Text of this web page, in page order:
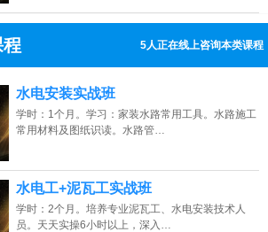
程 13人正在线上咨询本类课程
话：13807313137
水电安装实战班
学时：1个月。学习：家装水路常用工具。水路施工
常用材料及图纸识读。水路管…
水电工+泥瓦工实战班
学时：2个月。培养专业泥瓦工、水电安装技术人
员。天天实操6小时以上，深入…